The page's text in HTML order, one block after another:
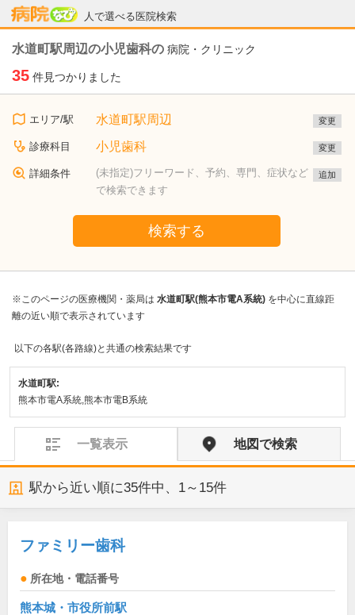
人で選べる医院検索
病院なび
水道町駅周辺の小児歯科の 病院・クリニック
35 件見つかりました
エリア/駅 水道町駅周辺 変更
診療科目 小児歯科 変更
詳細条件
(未指定)フリーワード、予約、専門、症状など
で検索できます
追加
検索する
※このページの医療機関・薬局は 水道町駅(熊本市電A系統) を中心に直線距
離の近い順で表示されています
以下の各駅(各路線)と共通の検索結果です
水道町駅:
熊本市電A系統,熊本市電B系統
一覧表示 地図で検索
駅から近い順に35件中、 1～15件
ファミリー歯科
所在地・電話番号
熊本城・市役所前駅